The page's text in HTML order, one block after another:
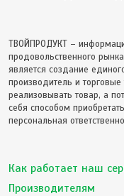
ТВОЙПРОДУКТ –
продовольственного
является создание
производитель и
реализовывать товар, а
себя способом
персональная
Как работает наш
Производителям